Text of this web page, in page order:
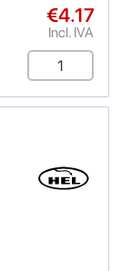
€4.17
Incl. IVA